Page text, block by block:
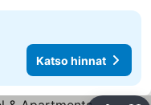
Katso hinnat